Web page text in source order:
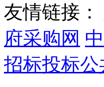
友情链接：
府采购网
招标投标